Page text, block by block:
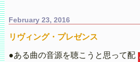
February 23, 2016
リヴィング・プレゼンス
●ある曲の音源を聴こうと思って配